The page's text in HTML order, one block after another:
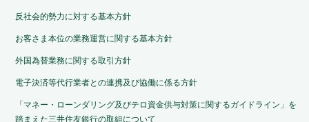
反社会的勢力に対する基本方針
お客さま本位の業務運営に関する基本方針
外国為替業務に関する取引方針
電子決済等代行業者との連携及び協働に係る方針
「マネー・ローンダリング及びテロ資金供与対策に関するガイドライン」を